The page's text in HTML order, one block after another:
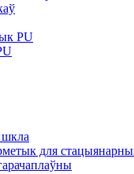
PU
шкла
для